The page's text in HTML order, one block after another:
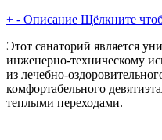
+ - Описание Щёлкните
Этот санаторий является
инженерно-техническому
из лечебно-
комфортабельного
теплыми переходами.